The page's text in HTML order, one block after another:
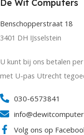
De Wit Computers
Benschopperstraat 18
3401 DH IJsselstein
U kunt bij ons betalen
met U-pas Utrecht
030-6573841
Volg ons op